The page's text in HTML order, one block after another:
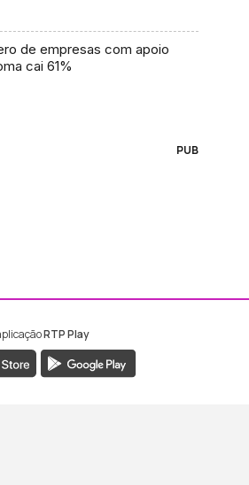
de empresas com apoio
cai 61%
PUB
Madeira
RTP Play